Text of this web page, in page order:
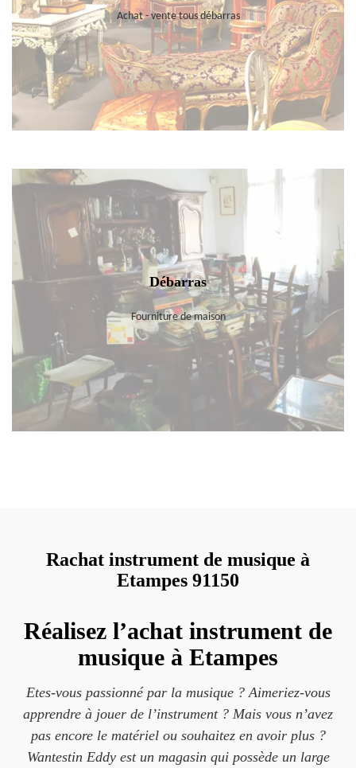
Achat - vente tous débarras
Débarras
Fourniture de maison
Rachat instrument de musique à
Etampes 91150
Réalisez l’achat instrument de
musique à Etampes
Etes-vous passionné par la musique ? Aimeriez-vous
apprendre à jouer de l’instrument ? Mais vous n’avez
pas encore le matériel ou souhaitez en avoir plus ?
Wantestin Eddy est un magasin qui possède un large